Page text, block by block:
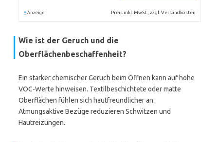
* Anzeige Preis inkl. MwSt., zzgl. Versandkosten
Wie ist der Geruch und die
Oberflächenbeschaffenheit?
Ein starker chemischer Geruch beim Öffnen kann auf hohe
VOC-Werte hinweisen. Textilbeschichtete oder matte
Oberflächen fühlen sich hautfreundlicher an.
Atmungsaktive Bezüge reduzieren Schwitzen und
Hautreizungen.